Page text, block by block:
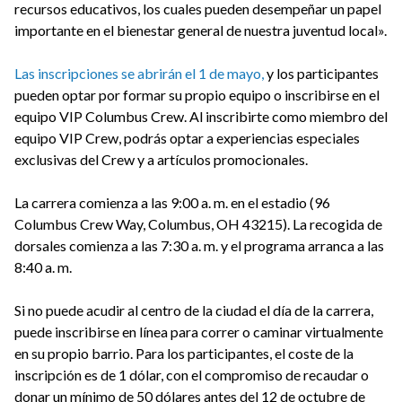
recursos educativos, los cuales pueden desempeñar un papel
importante en el bienestar general de nuestra juventud local».
Las inscripciones se abrirán el 1 de mayo,y los participantes
pueden optar por formar su propio equipo o inscribirse en el
equipo VIP Columbus Crew. Al inscribirte como miembro del
equipo VIP Crew, podrás optar a experiencias especiales
exclusivas del Crew y a artículos promocionales.
La carrera comienza a las 9:00 a. m. en el estadio (96
Columbus Crew Way, Columbus, OH 43215). La recogida de
dorsales comienza a las 7:30 a. m. y el programa arranca a las
8:40 a. m.
Si no puede acudir al centro de la ciudad el día de la carrera,
puede inscribirse en línea para correr o caminar virtualmente
en su propio barrio. Para los participantes, el coste de la
inscripción es de 1 dólar, con el compromiso de recaudar o
donar un mínimo de 50 dólares antes del 12 de octubre de